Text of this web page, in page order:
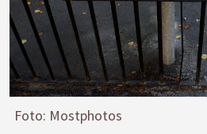
Foto: Mostphotos